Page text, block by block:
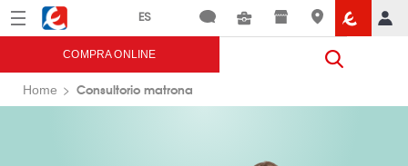
Menú Eroski
COMPRA ONLINE
Home Consultorio matrona